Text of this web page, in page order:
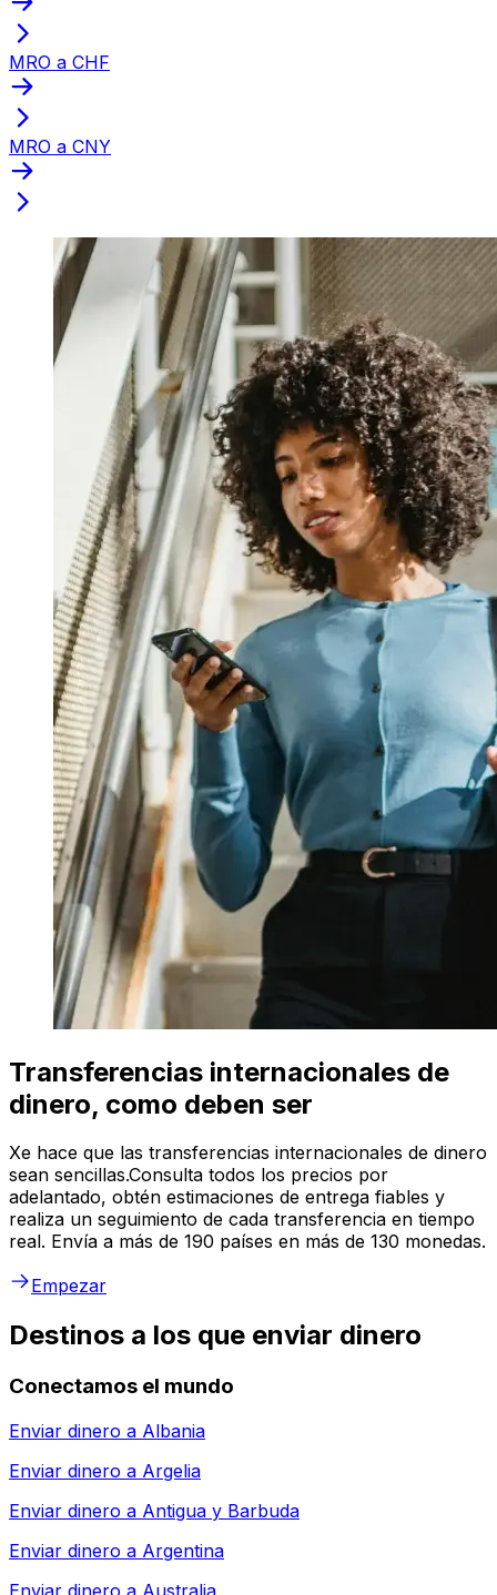
MRO a CHF
MRO a CNY
Transferencias internacionales de
dinero, como deben ser
Xe hace que las transferencias internacionales de dinero
sean sencillas.Consulta todos los precios por
adelantado, obtén estimaciones de entrega fiables y
realiza un seguimiento de cada transferencia en tiempo
real. Envía a más de 190 países en más de 130 monedas.
Empezar
Destinos a los que enviar dinero
Conectamos el mundo
Enviar dinero a Albania
Enviar dinero a Argelia
Enviar dinero a Antigua y Barbuda
Enviar dinero a Argentina
Enviar dinero a Australia